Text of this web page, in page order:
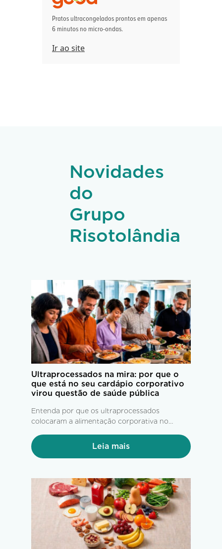
Pratos ultracongelados prontos em apenas
6 minutos no micro-ondas.
Ir ao site
Novidades
do
Grupo
Risotolândia
Ultraprocessados na mira: por que o
que está no seu cardápio corporativo
virou questão de saúde pública
Entenda por que os ultraprocessados
colocaram a alimentação corporativa no
produtividade e bem-estar.
Leia mais